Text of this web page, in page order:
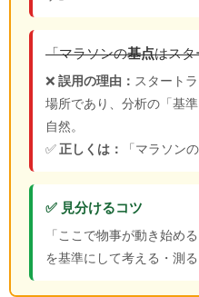
「マラソンの基点はスタ
❌ 誤用の理由： スタート
場所であり、分析の「基
自然。
✅ 正しくは： 「マラソンの
✅ 見分けるコツ
「ここで物事が動き始め
を基準にして考える・測